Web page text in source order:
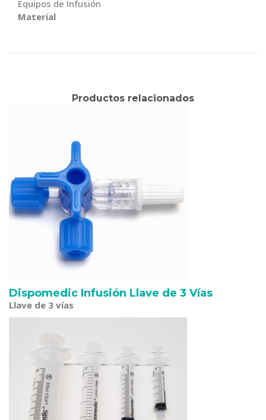
Equipos de Infusión
Material
Productos relacionados
Dispomedic Infusión Llave de 3 Vías
Llave de 3 vías